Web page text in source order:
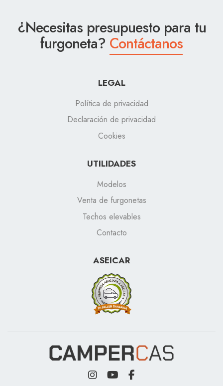
¿Necesitas presupuesto para tu
furgoneta? Contáctanos
LEGAL
Política de privacidad
Declaración de privacidad
Cookies
UTILIDADES
Modelos
Venta de furgonetas
Techos elevables
Contacto
ASEICAR